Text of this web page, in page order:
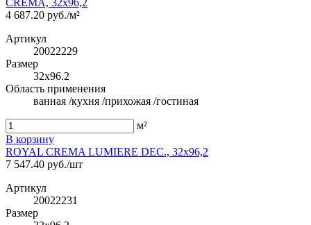
CREMA, 32x96,2
4 687.20 руб./м²
Артикул
20022229
Размер
32x96.2
Область применения
ванная /кухня /прихожая /гостиная
м²
В корзину
ROYAL CREMA LUMIERE DEC., 32x96,2
7 547.40 руб./шт
Артикул
20022231
Размер